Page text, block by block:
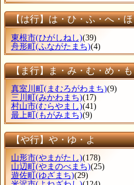
【は行】は・ひ・ふ・へ・ほ
東根市(ひがしねし)(39)
舟形町(ふながたまち)(4)
【ま行】ま・み・む・め・も
真室川町 (まむろがわまち)(9)
三川町 (みかわまち)(17)
村山市(むらやまし)(41)
最上町 (もがみまち)(9)
【や行】や・ゆ・よ
山形市(やまがたし)(178)
山辺町 (やまのべまち)(25)
遊佐町 (ゆざまち)(29)